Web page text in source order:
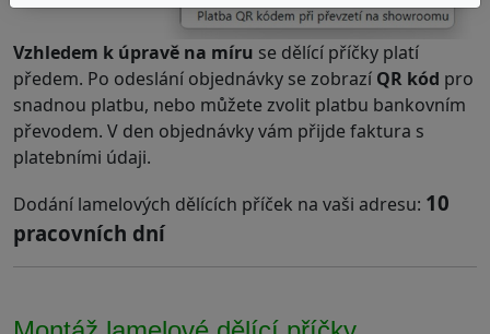
Vzhledem k úpravě na míru se dělící příčky platí
předem. Po odeslání objednávky se zobrazí QR kód pro
snadnou platbu, nebo můžete zvolit platbu bankovním
převodem. V den objednávky vám přijde faktura s
platebními údaji.
Dodání lamelových dělících příček na vaši adresu: 10
pracovních dní